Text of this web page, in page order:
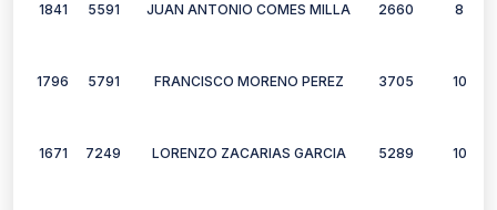
1841 5591 JUAN ANTONIO COMES MILLA 2660 8
1796 5791 FRANCISCO MORENO PEREZ 3705 10
1671 7249 LORENZO ZACARIAS GARCIA 5289 10